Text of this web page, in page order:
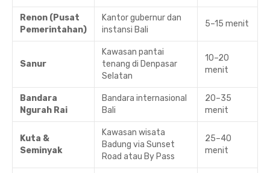
Renon (Pusat
Pemerintahan)
Kantor gubernur dan
instansi Bali
5–15 menit
Sanur
Kawasan pantai
tenang di Denpasar
Selatan
10–20
menit
Bandara
Ngurah Rai
Bandara internasional
Bali
20–35
menit
Kuta &
Seminyak
Kawasan wisata
Badung via Sunset
Road atau By Pass
25–40
menit